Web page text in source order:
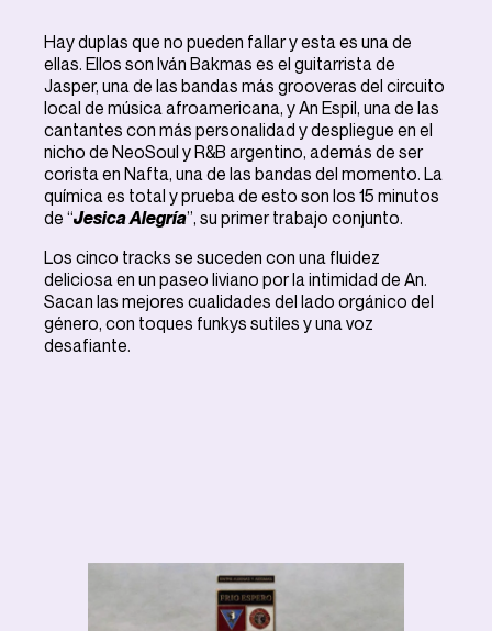
Hay duplas que no pueden fallar y esta es una de
ellas. Ellos son Iván Bakmas es el guitarrista de
Jasper, una de las bandas más grooveras del circuito
local de música afroamericana, y An Espil, una de las
cantantes con más personalidad y despliegue en el
nicho de NeoSoul y R&B argentino, además de ser
corista en Nafta, una de las bandas del momento. La
química es total y prueba de esto son los 15 minutos
de “Jesica Alegría”, su primer trabajo conjunto.
Los cinco tracks se suceden con una fluidez
deliciosa en un paseo liviano por la intimidad de An.
Sacan las mejores cualidades del lado orgánico del
género, con toques funkys sutiles y una voz
desafiante.